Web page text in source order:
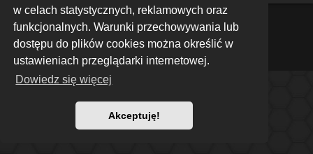
w celach statystycznych, reklamowych oraz
funkcjonalnych. Warunki przechowywania lub
dostępu do plików cookies można określić w
ustawieniach przeglądarki internetowej.
Dowiedz się więcej
Akceptuję!
Hexagon style by
Technologię dostarczaphpBB® Forum Software © phpBB Limited
Polski pakiet językowy dostarczaphpBB.pl
Zasady ochrony danych osobowych|Regulamin